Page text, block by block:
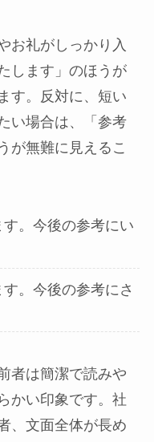
お礼がしっかり入
します」のほうが
す。反対に、短い
い場合は、「参考
が無難に見えるこ
。今後の参考にい
。今後の参考にさ
者は簡潔で読みや
かい印象です。社
、文面全体が長め